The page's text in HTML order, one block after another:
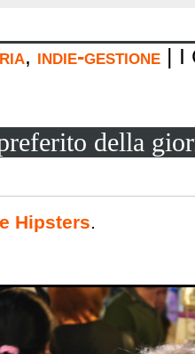
, indie-gestione I
della
Hipsters.